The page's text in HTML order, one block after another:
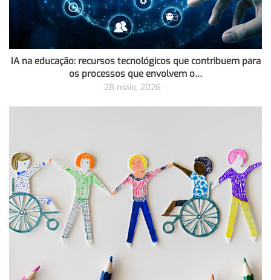
IA na educação: recursos tecnológicos que contribuem para
os processos que envolvem o…
28 maio, 2026